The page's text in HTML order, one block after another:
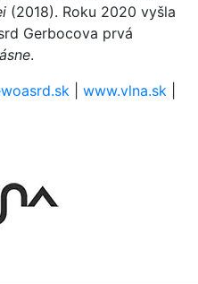
(2018). Roku 2020 vyšla
Gerbocova prvá
.
www.vlna.sk